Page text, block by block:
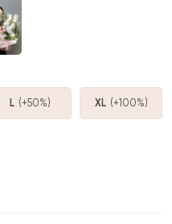
L (+50%) XL (+100%)